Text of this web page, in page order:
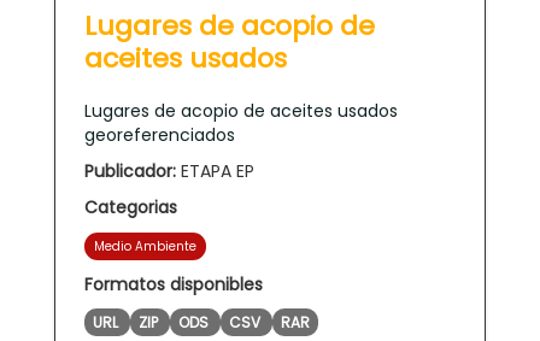
Lugares de acopio de
aceites usados
Lugares de acopio de aceites usados
georeferenciados
Publicador: ETAPA EP
Categorias
Medio Ambiente
Formatos disponibles
URL ZIP ODS CSV RAR